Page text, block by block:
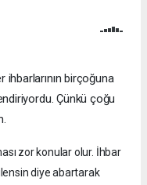
birçoğuna
Çünkü çoğu
zor konular olur. İhbar
diye abartarak